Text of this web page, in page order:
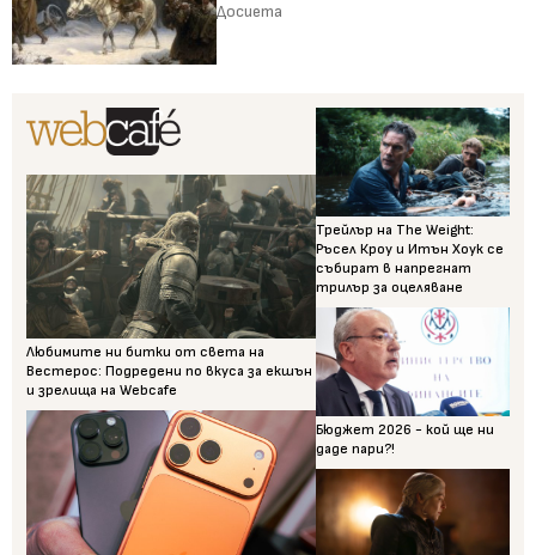
Досиета
Любимите ни битки от света на
Вестерос: Подредени по вкуса за екшън
и зрелища на Webcafe
Трейлър на The Weight:
Ръсел Кроу и Итън Хоук се
събират в напрегнат
трилър за оцеляване
Бюджет 2026 - кой ще ни
даде пари?!